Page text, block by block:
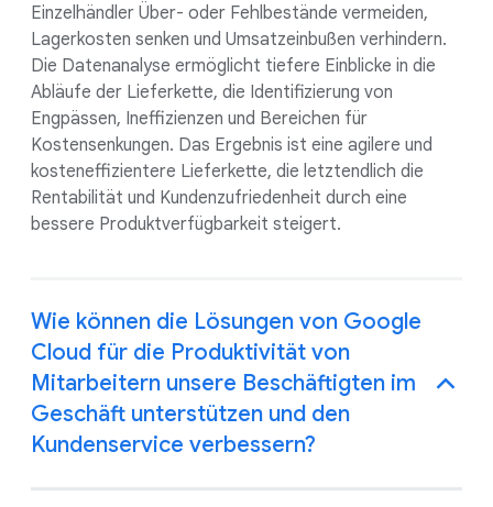
Einzelhändler Über- oder Fehlbestände vermeiden,
Lagerkosten senken und Umsatzeinbußen verhindern.
Die Datenanalyse ermöglicht tiefere Einblicke in die
Abläufe der Lieferkette, die Identifizierung von
Engpässen, Ineffizienzen und Bereichen für
Kostensenkungen. Das Ergebnis ist eine agilere und
kosteneffizientere Lieferkette, die letztendlich die
Rentabilität und Kundenzufriedenheit durch eine
bessere Produktverfügbarkeit steigert.
Wie können die Lösungen von Google
Cloud für die Produktivität von
Mitarbeitern unsere Beschäftigten im
Geschäft unterstützen und den
Kundenservice verbessern?